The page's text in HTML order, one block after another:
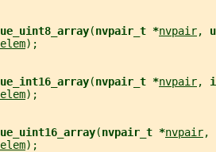
(nvpair_t *nvpair,
);
(nvpair_t *nvpair,
);
(nvpair_t *nvpair,
);